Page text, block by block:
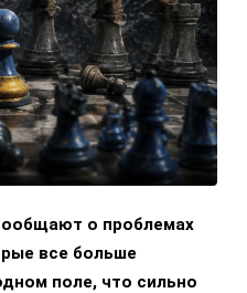
о проблемах
все больше
поле, что сильно